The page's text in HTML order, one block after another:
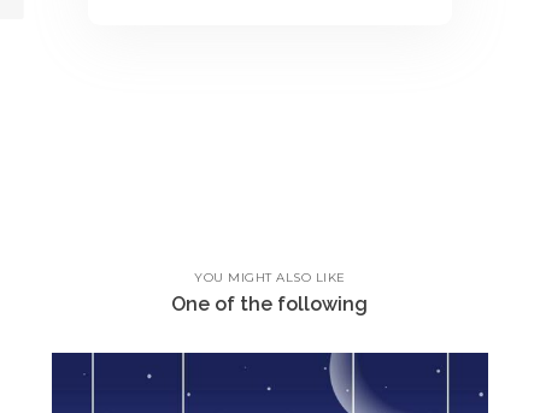
YOU MIGHT ALSO LIKE
One of the following